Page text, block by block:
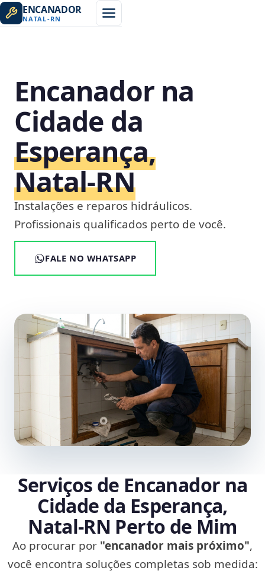
ENCANADOR
NATAL-RN
Encanador na
Cidade da
Esperança,
Natal‑RN
Instalações e reparos hidráulicos.
Profissionais qualificados perto de você.
FALE NO WHATSAPP
Serviços de Encanador na
Cidade da Esperança,
Natal‑RN Perto de Mim
Ao procurar por "encanador mais próximo",
você encontra soluções completas sob medida: